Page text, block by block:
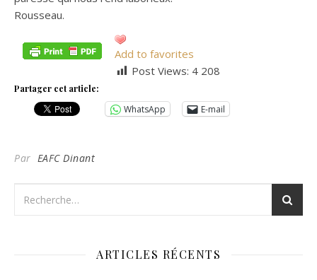
Rousseau.
Add to favorites
Post Views: 4 208
Partager cet article:
WhatsApp E-mail
Par EAFC Dinant
ARTICLES RÉCENTS